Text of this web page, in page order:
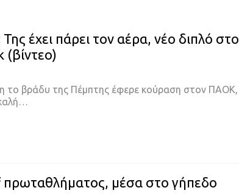
έχει πάρει τον αέρα, νέο διπλό στο
το βράδυ της Πέμπτης έφερε κούραση στον ΠΑΟΚ,
…
μέσα στο γήπεδο